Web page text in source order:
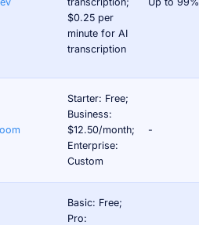
$0.25 per
minute for AI
transcription
Starter: Free;
Business:
$12.50/month;
Enterprise:
Custom
-
Basic: Free;
Pro: